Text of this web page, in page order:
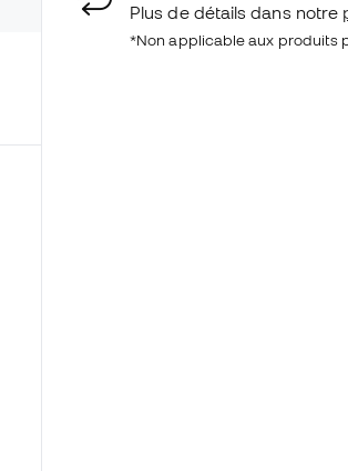
Plus de détails dans notre
*Non applicable aux produits